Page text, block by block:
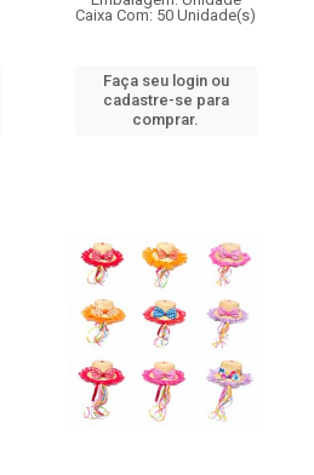
Caixa Com: 50 Unidade(s)
Faça seu login ou
cadastre-se para
comprar.